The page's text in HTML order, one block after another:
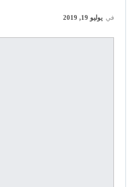
في يوليو 19, 2019